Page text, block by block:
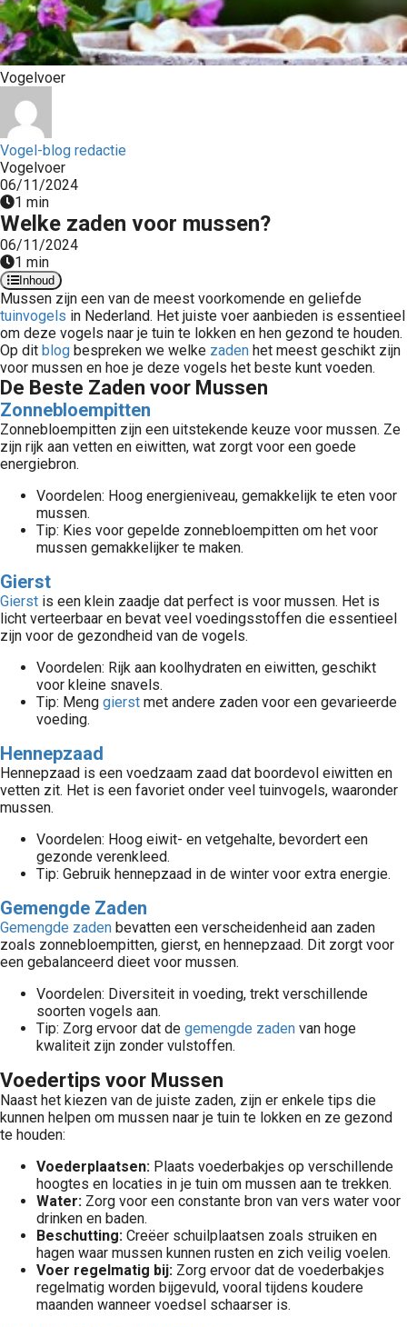
Vogelvoer
Vogel-blog redactie
Vogelvoer
06/11/2024
1 min
Welke zaden voor mussen?
06/11/2024
1 min
Inhoud
Mussen zijn een van de meest voorkomende en geliefde
tuinvogels in Nederland. Het juiste voer aanbieden is essentieel
om deze vogels naar je tuin te lokken en hen gezond te houden.
Op dit blog bespreken we welke zaden het meest geschikt zijn
voor mussen en hoe je deze vogels het beste kunt voeden.
De Beste Zaden voor Mussen
Zonnebloempitten
Zonnebloempitten zijn een uitstekende keuze voor mussen. Ze
zijn rijk aan vetten en eiwitten, wat zorgt voor een goede
energiebron.
Voordelen: Hoog energieniveau, gemakkelijk te eten voor
mussen.
Tip: Kies voor gepelde zonnebloempitten om het voor
mussen gemakkelijker te maken.
Gierst
Gierst is een klein zaadje dat perfect is voor mussen. Het is
licht verteerbaar en bevat veel voedingsstoffen die essentieel
zijn voor de gezondheid van de vogels.
Voordelen: Rijk aan koolhydraten en eiwitten, geschikt
voor kleine snavels.
Tip: Meng gierst met andere zaden voor een gevarieerde
voeding.
Hennepzaad
Hennepzaad is een voedzaam zaad dat boordevol eiwitten en
vetten zit. Het is een favoriet onder veel tuinvogels, waaronder
mussen.
Voordelen: Hoog eiwit- en vetgehalte, bevordert een
gezonde verenkleed.
Tip: Gebruik hennepzaad in de winter voor extra energie.
Gemengde Zaden
Gemengde zaden bevatten een verscheidenheid aan zaden
zoals zonnebloempitten, gierst, en hennepzaad. Dit zorgt voor
een gebalanceerd dieet voor mussen.
Voordelen: Diversiteit in voeding, trekt verschillende
soorten vogels aan.
Tip: Zorg ervoor dat de gemengde zaden van hoge
kwaliteit zijn zonder vulstoffen.
Voedertips voor Mussen
Naast het kiezen van de juiste zaden, zijn er enkele tips die
kunnen helpen om mussen naar je tuin te lokken en ze gezond
te houden:
Voederplaatsen: Plaats voederbakjes op verschillende
hoogtes en locaties in je tuin om mussen aan te trekken.
Water: Zorg voor een constante bron van vers water voor
drinken en baden.
Beschutting: Creëer schuilplaatsen zoals struiken en
hagen waar mussen kunnen rusten en zich veilig voelen.
Voer regelmatig bij: Zorg ervoor dat de voederbakjes
regelmatig worden bijgevuld, vooral tijdens koudere
maanden wanneer voedsel schaarser is.
kan de
niet
worden
om
te
over
van
op
gebruikt
te
de
Hierdoor
website-
van